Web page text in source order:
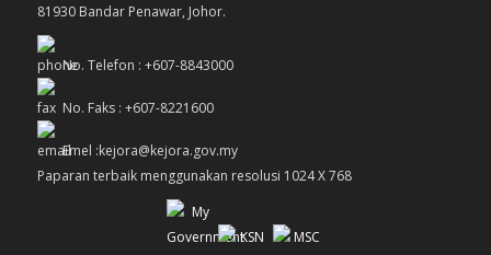
81930 Bandar Penawar, Johor.
No. Telefon : +607-8843000
No. Faks : +607-8221600
Emel :kejora@kejora.gov.my
Paparan terbaik menggunakan resolusi 1024 X 768